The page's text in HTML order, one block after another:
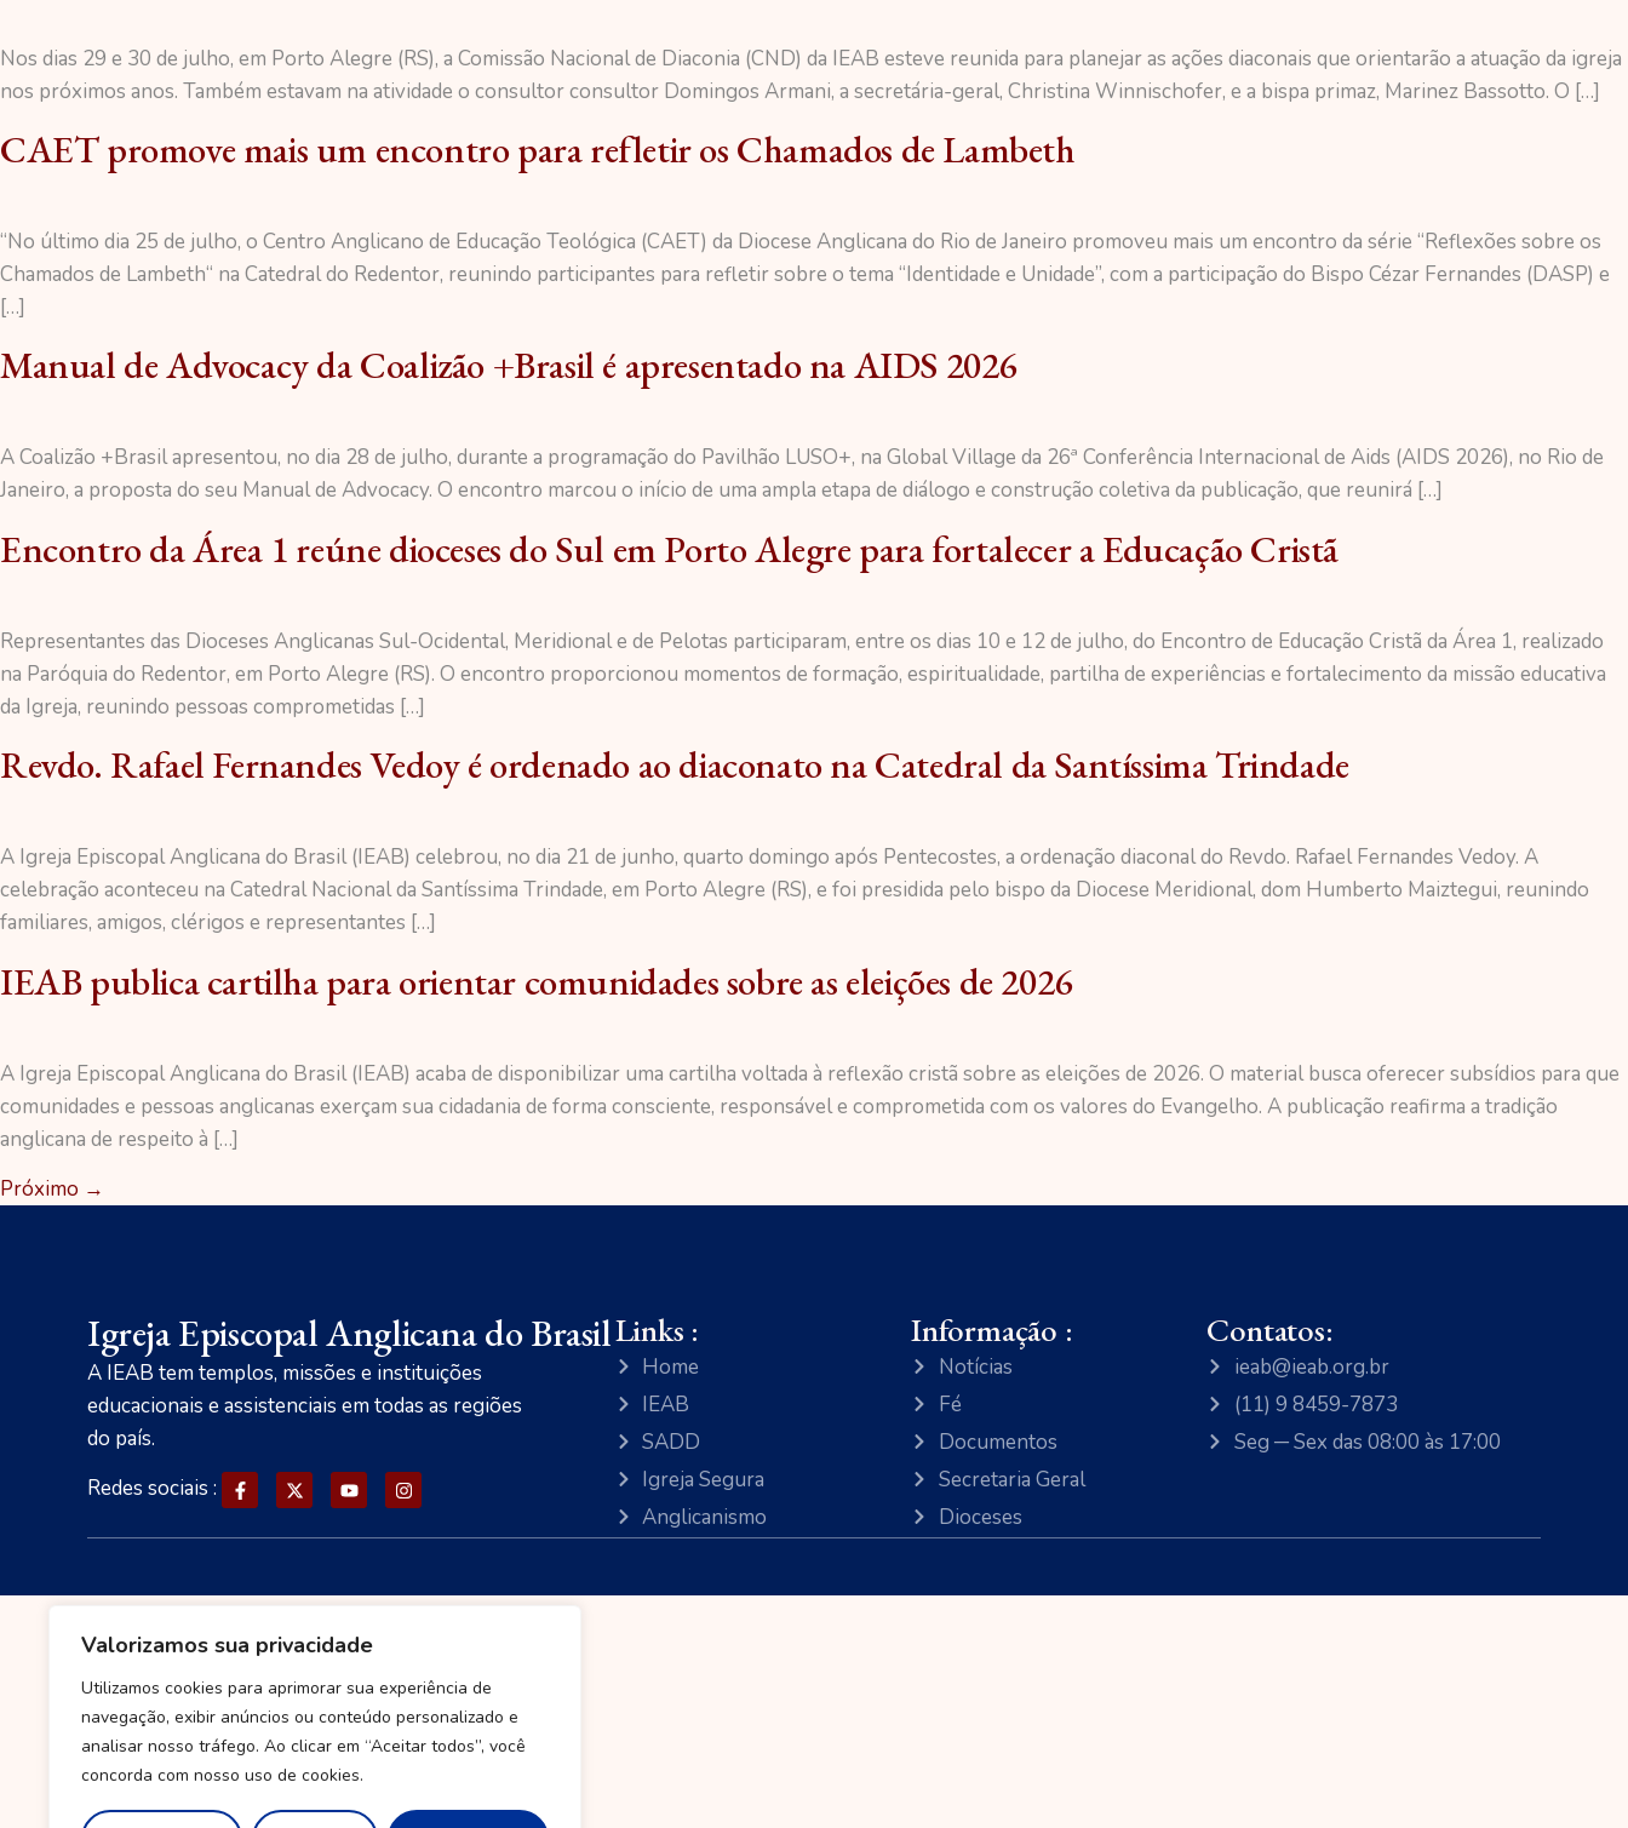
Valorizamos sua privacidade
Utilizamos cookies para aprimorar sua experiência de
navegação, exibir anúncios ou conteúdo personalizado e
analisar nosso tráfego. Ao clicar em “Aceitar todos”, você
concorda com nosso uso de cookies.
Nos dias 29 e 30 de julho, em Porto Alegre (RS), a Comissão Nacional de Diaconia (CND) da IEAB esteve reunida para planejar as ações diaconais que orientarão a atuação da igreja
nos próximos anos. Também estavam na atividade o consultor consultor Domingos Armani, a secretária-geral, Christina Winnischofer, e a bispa primaz, Marinez Bassotto. O […]
CAET promove mais um encontro para refletir os Chamados de Lambeth
“No último dia 25 de julho, o Centro Anglicano de Educação Teológica (CAET) da Diocese Anglicana do Rio de Janeiro promoveu mais um encontro da série “Reflexões sobre os
Chamados de Lambeth“ na Catedral do Redentor, reunindo participantes para refletir sobre o tema “Identidade e Unidade”, com a participação do Bispo Cézar Fernandes (DASP) e
[…]
Manual de Advocacy da Coalizão +Brasil é apresentado na AIDS 2026
A Coalizão +Brasil apresentou, no dia 28 de julho, durante a programação do Pavilhão LUSO+, na Global Village da 26ª Conferência Internacional de Aids (AIDS 2026), no Rio de
Janeiro, a proposta do seu Manual de Advocacy. O encontro marcou o início de uma ampla etapa de diálogo e construção coletiva da publicação, que reunirá […]
Encontro da Área 1 reúne dioceses do Sul em Porto Alegre para fortalecer a Educação Cristã
Representantes das Dioceses Anglicanas Sul-Ocidental, Meridional e de Pelotas participaram, entre os dias 10 e 12 de julho, do Encontro de Educação Cristã da Área 1, realizado
na Paróquia do Redentor, em Porto Alegre (RS). O encontro proporcionou momentos de formação, espiritualidade, partilha de experiências e fortalecimento da missão educativa
da Igreja, reunindo pessoas comprometidas […]
Revdo. Rafael Fernandes Vedoy é ordenado ao diaconato na Catedral da Santíssima Trindade
A Igreja Episcopal Anglicana do Brasil (IEAB) celebrou, no dia 21 de junho, quarto domingo após Pentecostes, a ordenação diaconal do Revdo. Rafael Fernandes Vedoy. A
celebração aconteceu na Catedral Nacional da Santíssima Trindade, em Porto Alegre (RS), e foi presidida pelo bispo da Diocese Meridional, dom Humberto Maiztegui, reunindo
familiares, amigos, clérigos e representantes […]
IEAB publica cartilha para orientar comunidades sobre as eleições de 2026
A Igreja Episcopal Anglicana do Brasil (IEAB) acaba de disponibilizar uma cartilha voltada à reflexão cristã sobre as eleições de 2026. O material busca oferecer subsídios para que
comunidades e pessoas anglicanas exerçam sua cidadania de forma consciente, responsável e comprometida com os valores do Evangelho. A publicação reafirma a tradição
anglicana de respeito à […]
Próximo →
Igreja Episcopal Anglicana do Brasil
A IEAB tem templos, missões e instituições
educacionais e assistenciais em todas as regiões
do país.
Redes sociais :
Links :
Home
IEAB
SADD
Igreja Segura
Anglicanismo
Informação :
Notícias
Fé
Documentos
Secretaria Geral
Dioceses
Contatos:
ieab@ieab.org.br
(11) 9 8459-7873
Seg ─ Sex das 08:00 às 17:00